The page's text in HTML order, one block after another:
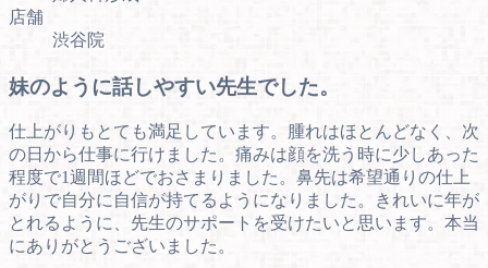
店舗
渋谷院
妹のように話しやすい先生でした。
仕上がりもとても満足しています。腫れはほとんどなく、次
の日から仕事に行けました。痛みは顔を洗う時に少しあった
程度で1週間ほどでおさまりました。鼻先は希望通りの仕上
がりで自分に自信が持てるようになりました。きれいに年が
とれるように、先生のサポートを受けたいと思います。本当
にありがとうございました。